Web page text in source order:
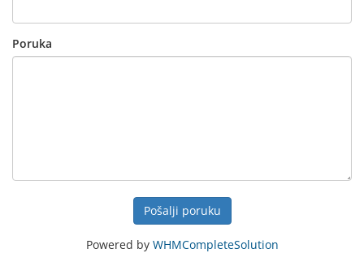
Poruka
Pošalji poruku
Powered by WHMCompleteSolution